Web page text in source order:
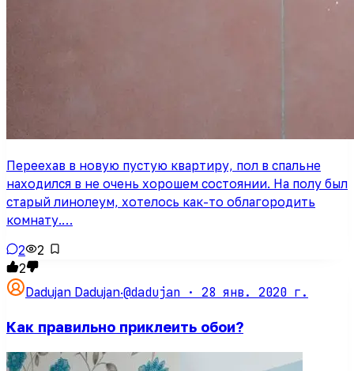
Переехав в новую пустую квартиру, пол в спальне
находился в не очень хорошем состоянии. На полу был
старый линолеум, хотелось как-то облагородить
комнату.…
2
2
2
Dadujan Dadujan·@dadujan · 28 янв. 2020 г.
Как правильно приклеить обои?